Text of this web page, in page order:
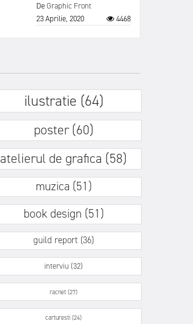
DeGraphic Front
23 Aprilie, 2020
4468
ilustratie (64)
poster (60)
atelierul de grafica (58)
muzica (51)
book design (51)
guild report (36)
interviu (32)
racnet (27)
carturesti (24)